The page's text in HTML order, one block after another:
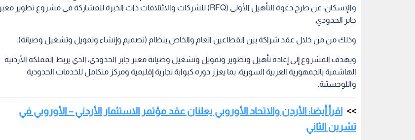
والإسكان، عن طرح دعوة التأهيل الأولي (RFQ) للشركات والائتلافات ذات الخبرة للمشاركة في مشروع تطوير معبر
جابر الحدودي.
وذلك من من خلال عقد شراكة بين القطاعين العام والخاص بنظام (تصميم وإنشاء وتمويل وتشغيل وصيانة).
ويهدف المشروع إلى إعادة تأهيل وتطوير وتمويل وتشغيل وصيانة معبر جابر الحدودي، الذي يربط المملكة الأردنية
الهاشمية بالجمهورية العربية السورية، بما يعزز دوره كبوابة تجارية إقليمية ومركز متكامل للخدمات الحدودية
واللوجستية.
اقرأ أيضا: الأردن والاتحاد الأوروبي يعلنان عقد مؤتمر الاستثمار الأردني – الأوروبي في
تشرين الثاني